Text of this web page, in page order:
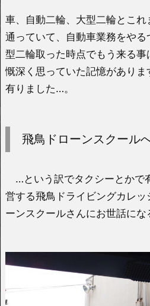
車、自動二輪、大型二輪とこ
通っていて、自動車業務をや
型二輪取った時点でもう来る
慨深く思っていた記憶があり
有りました…。
飛鳥ドローンスクール
…という訳でタクシーとかで
営する飛鳥ドライビングカレ
ーンスクールさんにお世話にな